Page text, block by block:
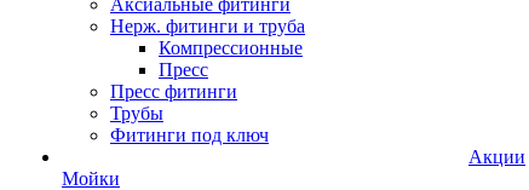
Аксиальные фитинги
Нерж. фитинги и труба
Компрессионные
Пресс
Пресс фитинги
Трубы
Фитинги под ключ
Мойки
Акции